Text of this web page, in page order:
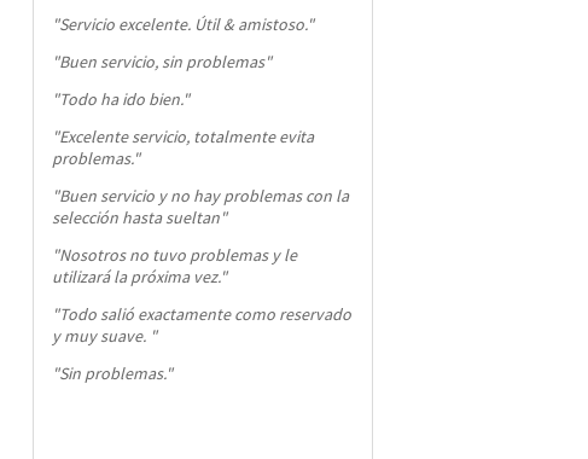
"Servicio excelente. Útil & amistoso."
"Buen servicio, sin problemas"
"Todo ha ido bien."
"Excelente servicio, totalmente evita
problemas."
"Buen servicio y no hay problemas con la
selección hasta sueltan"
"Nosotros no tuvo problemas y le
utilizará la próxima vez."
"Todo salió exactamente como reservado
y muy suave. "
"Sin problemas."